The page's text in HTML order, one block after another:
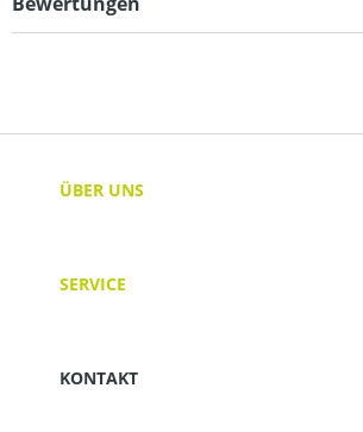
ÜBER UNS
SERVICE
KONTAKT